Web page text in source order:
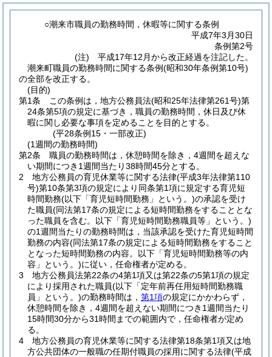
○潮来市職員の勤務時間，休暇等に関する条例
平成7年3月30日
条例第2号
(注) 平成17年12月から改正経過を注記した。
潮来町職員の勤務時間に関する条例(昭和30年条例第10号)
の全部を改正する。
(目的)
第1条
この条例は，地方公務員法(昭和25年法律第261号)第
24条第5項の規定に基づき，職員の勤務時間，休日及び休
暇に関し必要な事項を定めることを目的とする。
(平28条例15・一部改正)
(1週間の勤務時間)
第2条
職員の勤務時間は，休憩時間を除き，4週間を超えな
い期間につき1週間当たり38時間45分とする。
2
地方公務員の育児休業等に関する法律(平成3年法律第110
号)第10条第3項の規定により同条第1項に規定する育児短
時間勤務(以下「育児短時間勤務」という。)の承認を受け
た職員(同法第17条の規定による短時間勤務をすることとな
った職員を含む。以下「育児短時間勤務職員等」という。)
の1週間当たりの勤務時間は，当該承認を受けた育児短時間
勤務の内容(同法第17条の規定による短時間勤務をすること
となった短時間勤務の内容。以下「育児短時間勤務等の内
容」という。)に従い，任命権者が定める。
3
地方公務員法第22条の4第1項又は第22条の5第1項の規定
により採用された職員(以下「定年前再任用短時間勤務職
員」という。)の勤務時間は， 第1項の規定にかかわらず，
休憩時間を除き，4週間を超えない期間につき1週間当たり
15時間30分から31時間までの範囲内で，任命権者が定め
る。
4
地方公務員の育児休業等に関する法律第18条第1項又は地
方公共団体の一般職の任期付職員の採用に関する法律(平成